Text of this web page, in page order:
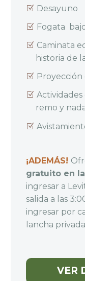
Desayuno
Fogata
Caminata
historia de
remo y
¡ADEMÁS!
gratuito en
ingresar a
salida a las
ingresar por
lancha
VER